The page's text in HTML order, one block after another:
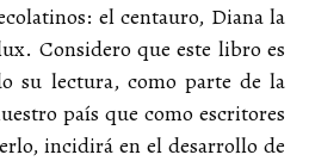
el centauro, Diana la
Considero que este libro es
su lectura, como parte de la
país que como escritores
incidirá en el desarrollo de